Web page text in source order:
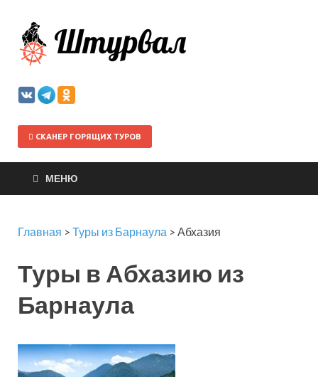
СКАНЕР ГОРЯЩИХ ТУРОВ
МЕНЮ
Главная > Туры из Барнаула > Абхазия
Туры в Абхазию из
Барнаула